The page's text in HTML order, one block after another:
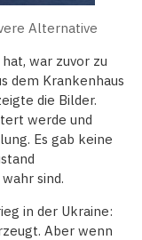
Alternative
war zuvor zu
dem Krankenhaus
die Bilder.
werde und
Es gab keine
sind.
in der Ukraine:
Aber wenn